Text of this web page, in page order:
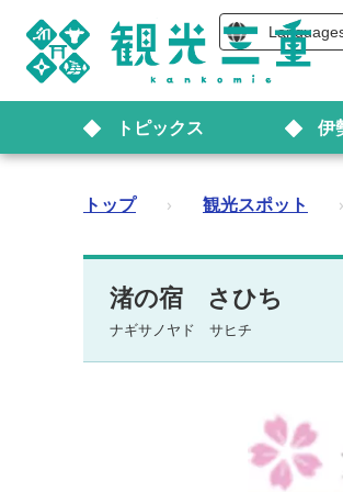
トピックス 伊
トップ › 観光スポット ›
渚の宿 さひち
ナギサノヤド サヒチ